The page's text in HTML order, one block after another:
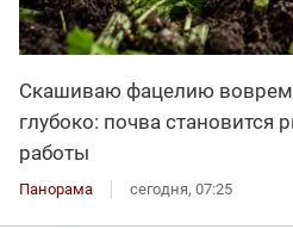
Скашиваю фацелию
глубоко: почва становится
работы
Панорама сегодня, 07:25